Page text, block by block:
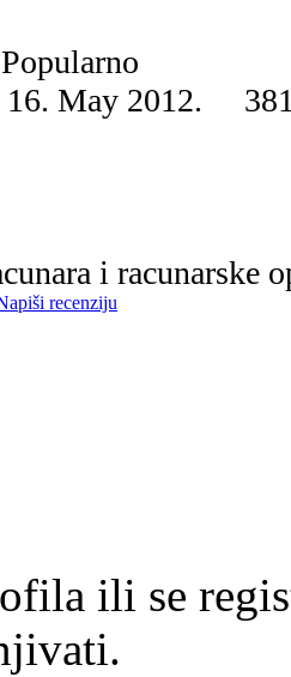
Popularno
May 2012.
i racunarske
recenziju
ili se